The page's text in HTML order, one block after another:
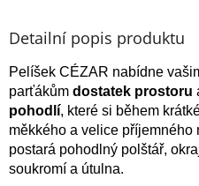
Detailní popis produktu
Pelíšek CÉZAR nabídne
parťákům dostatek prostoru
pohodlí, které si během
měkkého a velice
postará pohodlný polštář,
soukromí a útulna.